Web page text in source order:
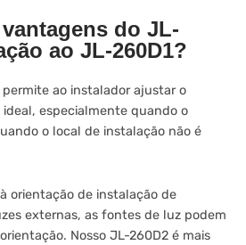
do JL-
ao JL-260D1?
ao instalador ajustar o
especialmente quando o
o local de instalação não é
orientação de instalação de
externas, as fontes de luz podem
Nosso JL-260D2 é mais